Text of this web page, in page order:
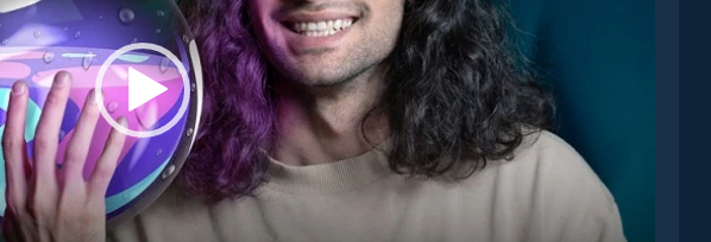
نمایشگر
ویدیو